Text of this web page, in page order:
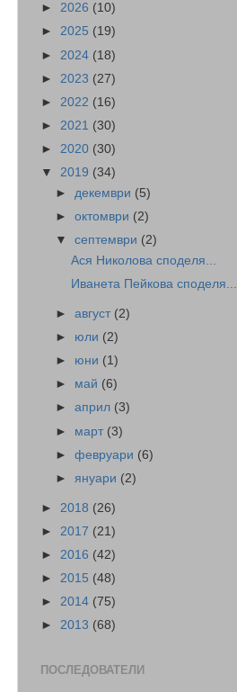
► 2026 (10)
► 2025 (19)
► 2024 (18)
► 2023 (27)
► 2022 (16)
► 2021 (30)
► 2020 (30)
▼ 2019 (34)
► декември (5)
►октомври (2)
▼септември (2)
Ася Николова споделя...
Иванета Пейкова споделя...
►август (2)
► юли (2)
► юни (1)
► май (6)
►април (3)
► март (3)
►февруари (6)
► януари (2)
► 2018 (26)
► 2017 (21)
► 2016 (42)
► 2015 (48)
► 2014 (75)
► 2013 (68)
ПОСЛЕДОВАТЕЛИ